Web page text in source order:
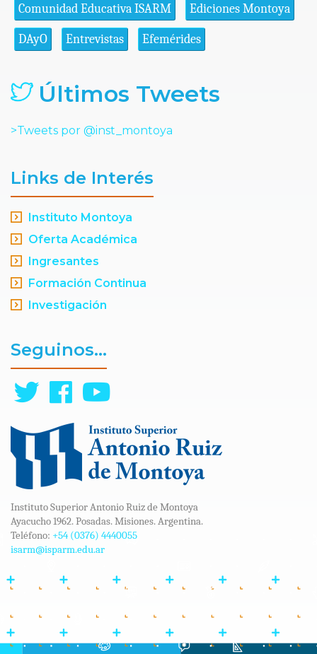
Comunidad Educativa ISARM Ediciones Montoya
DAyO Entrevistas Efemérides
Últimos Tweets
>Tweets por @inst_montoya
Links de Interés
Instituto Montoya
Oferta Académica
Ingresantes
Formación Continua
Investigación
Seguinos...
Instituto Superior Antonio Ruiz de Montoya
Ayacucho 1962. Posadas. Misiones. Argentina.
Teléfono: +54 (0376) 4440055
isarm@isparm.edu.ar